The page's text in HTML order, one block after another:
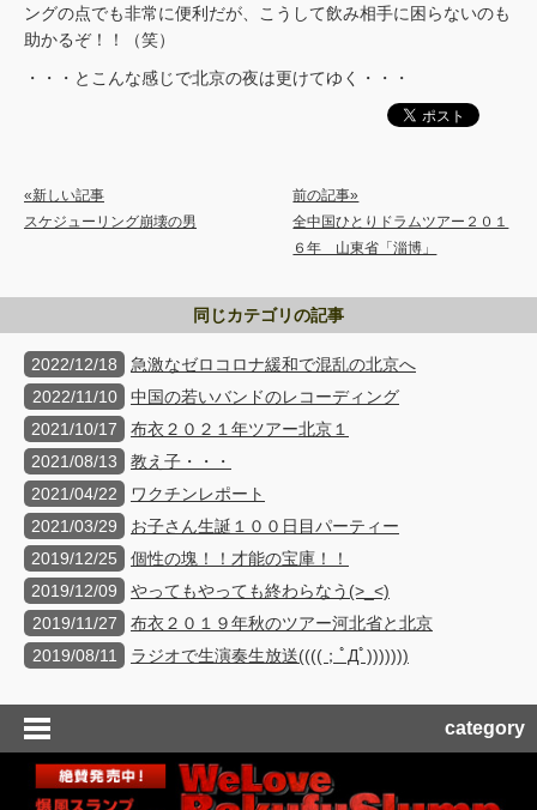
ングの点でも非常に便利だが、こうして飲み相手に困らないのも
助かるぞ！！（笑）
・・・とこんな感じで北京の夜は更けてゆく・・・
«新しい記事
スケジューリング崩壊の男
前の記事»
全中国ひとりドラムツアー２０１
６年 山東省「淄博」
同じカテゴリの記事
2022/12/18
急激なゼロコロナ緩和で混乱の北京へ
2022/11/10
中国の若いバンドのレコーディング
2021/10/17
布衣２０２１年ツアー北京１
2021/08/13
教え子・・・
2021/04/22
ワクチンレポート
2021/03/29
お子さん生誕１００日目パーティー
2019/12/25
個性の塊！！才能の宝庫！！
2019/12/09
やってもやっても終わらなう(>_<)
2019/11/27
布衣２０１９年秋のツアー河北省と北京
2019/08/11
ラジオで生演奏生放送((((；ﾟДﾟ)))))))
category